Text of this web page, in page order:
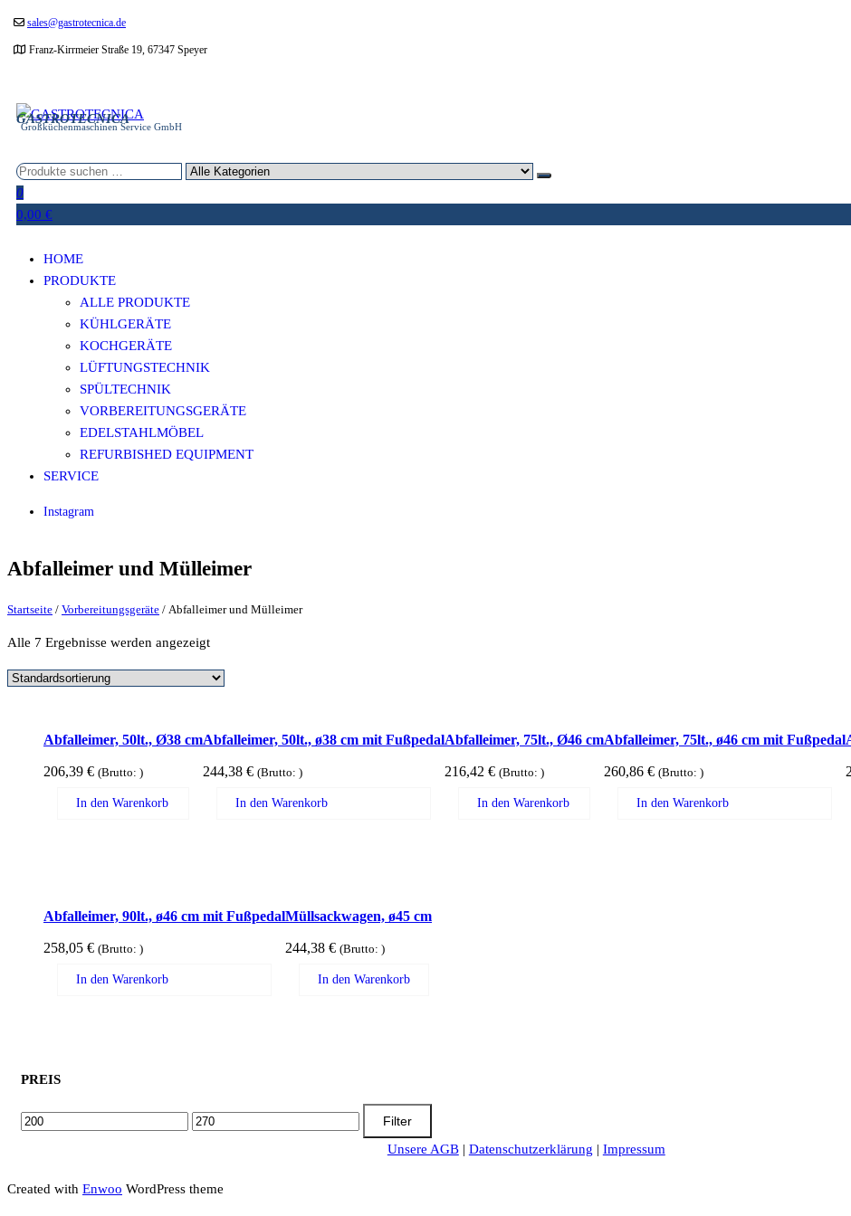
Zumsales@gastrotecnica.de
Franz-Kirrmeier Straße 19, 67347 Speyer
GASTROTECNICA
Großküchenmaschinen Service GmbH
0
0,00 €
HOME
PRODUKTE
ALLE PRODUKTE
KÜHLGERÄTE
KOCHGERÄTE
LÜFTUNGSTECHNIK
SPÜLTECHNIK
VORBEREITUNGSGERÄTE
EDELSTAHLMÖBEL
REFURBISHED EQUIPMENT
SERVICE
Instagram
Abfalleimer und Mülleimer
Startseite / Vorbereitungsgeräte / Abfalleimer und Mülleimer
Alle 7 Ergebnisse werden angezeigt
Abfalleimer, 50lt., Ø38 cm
206,39 € (Brutto: )
In den Warenkorb
Abfalleimer, 50lt., ø38 cm mit Fußpedal
244,38 € (Brutto: )
In den Warenkorb
Abfalleimer, 75lt., Ø46 cm
216,42 € (Brutto: )
In den Warenkorb
Abfalleimer, 75lt., ø46 cm mit Fußpedal
260,86 € (Brutto: )
In den Warenkorb
Abfalleimer, 90lt., ø46 cm mit Fußpedal
258,05 € (Brutto: )
In den Warenkorb
Müllsackwagen, ø45 cm
244,38 € (Brutto: )
In den Warenkorb
PREIS
MIN.
PREIS
MAX.
PREIS
Filter
Unsere AGB| Datenschutzerklärung | Impressum
Created with Enwoo WordPress theme